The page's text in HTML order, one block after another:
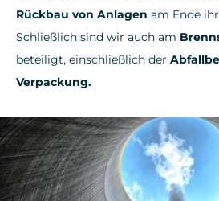
Rückbau von Anlagen am Ende
Schließlich sind wir auch am
beteiligt, einschließlich der
Verpackung.